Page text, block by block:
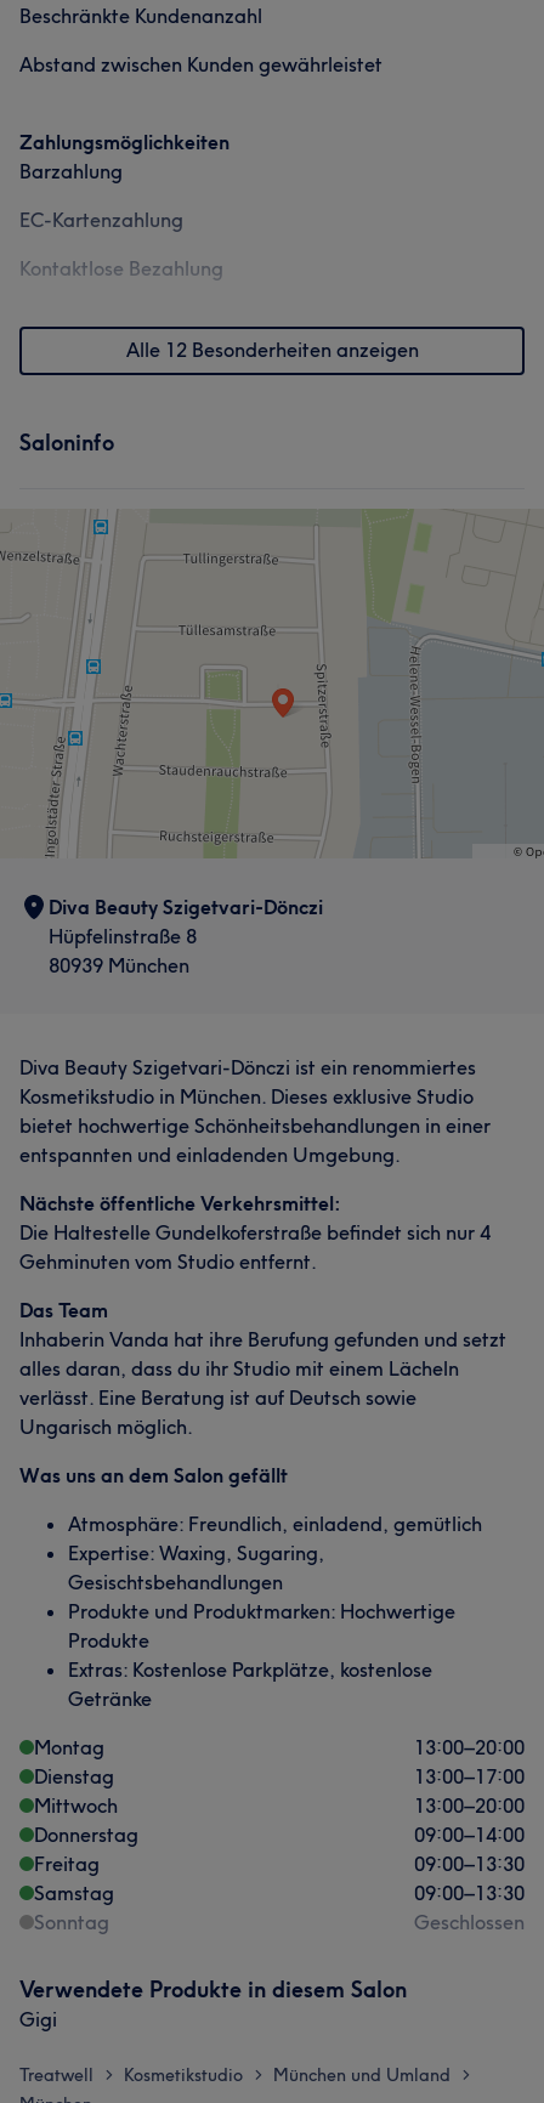
Portfolio
Was unsere Kunden über Vanda sagen
Professionell
Was unsere Kunden über Szandi sagen
Aufmerksam 6 Gründlich
Beschränkte Kundenanzahl
Abstand zwischen Kunden gewährleistet
Zahlungsmöglichkeiten
Barzahlung
EC-Kartenzahlung
Kontaktlose Bezahlung
Alle 12 Besonderheiten anzeigen
Saloninfo
Diva Beauty Szigetvari-Dönczi
Hüpfelinstraße 8
80939 München
Diva Beauty Szigetvari-Dönczi ist ein renommiertes
Kosmetikstudio in München. Dieses exklusive Studio
bietet hochwertige Schönheitsbehandlungen in einer
entspannten und einladenden Umgebung.
Nächste öffentliche Verkehrsmittel:
Die Haltestelle Gundelkoferstraße befindet sich nur 4
Gehminuten vom Studio entfernt.
Das Team
Inhaberin Vanda hat ihre Berufung gefunden und setzt
alles daran, dass du ihr Studio mit einem Lächeln
verlässt. Eine Beratung ist auf Deutsch sowie
Ungarisch möglich.
Was uns an dem Salon gefällt
Atmosphäre: Freundlich, einladend, gemütlich
Expertise: Waxing, Sugaring,
Gesischtsbehandlungen
Produkte und Produktmarken: Hochwertige
Produkte
Extras: Kostenlose Parkplätze, kostenlose
Getränke
Montag
13:00–20:00
Dienstag
13:00–17:00
Mittwoch
13:00–20:00
Donnerstag
09:00–14:00
Freitag
09:00–13:30
Samstag
09:00–13:30
Sonntag
Geschlossen
Verwendete Produkte in diesem Salon
Gigi
Treatwell > Kosmetikstudio > München und Umland >